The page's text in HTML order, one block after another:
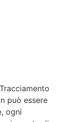
può essere
ogni